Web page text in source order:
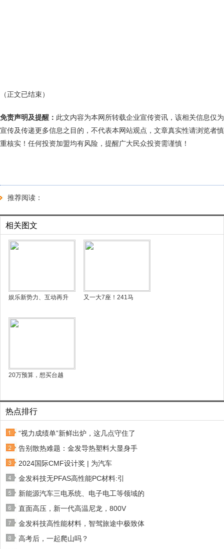
（正文已结束）
免责声明及提醒： 此文内容为本网所转载企业宣传资讯，该相关信息仅为
宣传及传递更多信息之目的，不代表本网站观点，文章真实性请浏览者慎
重核实！任何投资加盟均有风险，提醒广大民众投资需谨慎！
推荐阅读：
相关图文
娱乐新势力、互动再升 又一大7座！241马
20万预算，想买台越
热点排行
“视力成绩单”新鲜出炉，这几点守住了
告别散热难题：金发导热塑料大显身手
2024国际CMF设计奖 | 为汽车
金发科技无PFAS高性能PC材料:引
新能源汽车三电系统、电子电工等领域的
直面高压，新一代高温尼龙，800V
金发科技高性能材料，智驾旅途中极致体
高考后，一起爬山吗？